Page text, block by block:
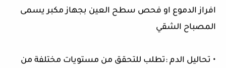
افراز الدموع او فحص سطح العين بجهاز مكبر يسمى
المصباح الشقي
• تحاليل الدم :تطلب للتحقق من مستويات مختلفة من